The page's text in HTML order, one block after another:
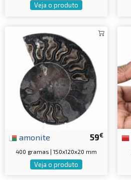
Veja o produto
59€
amonite
400 gramas | 150x120x20 mm
Veja o produto